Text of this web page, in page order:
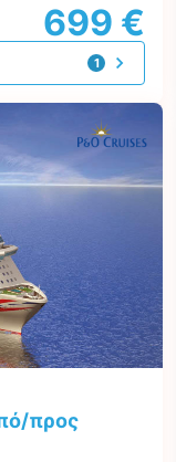
699 €
1
προσφορά
προς